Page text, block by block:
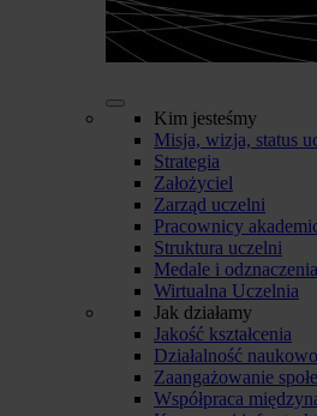
Kim jesteśmy
Misja, wizja, status
Strategia
Założyciel
Zarząd uczelni
Pracownicy
Struktura uczelni
Medale i odznaczenia
Wirtualna Uczelnia
Jak działamy
Jakość kształcenia
Działalność
Zaangażowanie
Współpraca